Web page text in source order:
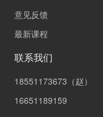
意见反馈
最新课程
联系我们
18551173673（赵）
16651189159